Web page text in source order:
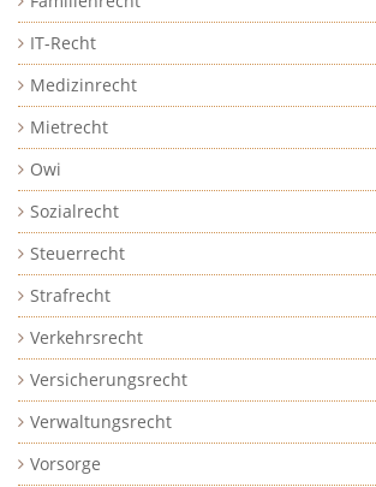
IT-Recht
Medizinrecht
Mietrecht
Owi
Sozialrecht
Steuerrecht
Strafrecht
Verkehrsrecht
Versicherungsrecht
Verwaltungsrecht
Vorsorge